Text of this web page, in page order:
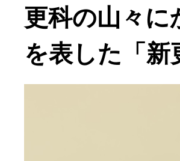
更科の山々に
を表した「新